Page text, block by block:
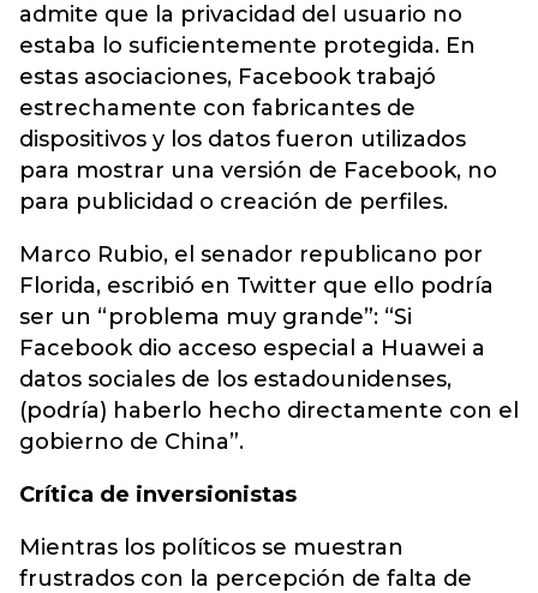
admite que la privacidad del usuario no
estaba lo suficientemente protegida. En
estas asociaciones, Facebook trabajó
estrechamente con fabricantes de
dispositivos y los datos fueron utilizados
para mostrar una versión de Facebook, no
para publicidad o creación de perfiles.
Marco Rubio, el senador republicano por
Florida, escribió en Twitter que ello podría
ser un “problema muy grande”: “Si
Facebook dio acceso especial a Huawei a
datos sociales de los estadounidenses,
(podría) haberlo hecho directamente con el
gobierno de China”.
Crítica de inversionistas
Mientras los políticos se muestran
frustrados con la percepción de falta de